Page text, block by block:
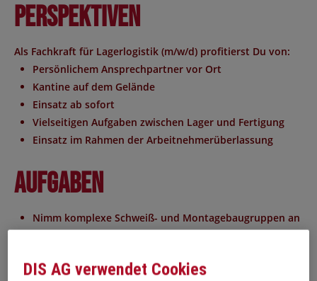
Perspektiven
Als Fachkraft für Lagerlogistik (m/w/d) profitierst Du von:
Persönlichem Ansprechpartner vor Ort
Kantine auf dem Gelände
Einsatz ab sofort
Vielseitigen Aufgaben zwischen Lager und Fertigung
Einsatz im Rahmen der Arbeitnehmerüberlassung
Aufgaben
Nimm komplexe Schweiß- und Montagebaugruppen an
Bedarf
DIS AG verwendet Cookies